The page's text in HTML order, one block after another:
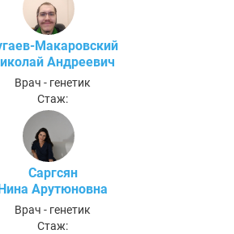
Макаровский
Андреевич
Врач - генетик
Стаж:
Саргсян
Арутюновна
Врач - генетик
Стаж: